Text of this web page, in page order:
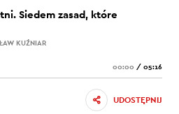
Siedem zasad, które
KUŹNIAR
00:00 / 05:16
UDOSTĘPNIJ